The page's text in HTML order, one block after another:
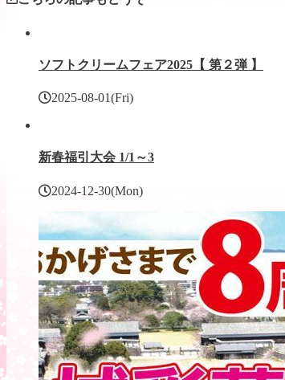
ソフトクリームフェア2025【 第２弾 】
2025-08-01(Fri)
新春福引大会 1/1～3
2024-12-30(Mon)